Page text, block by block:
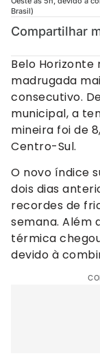
Brasil)
Compartilhar
Belo
madrugada
consecutivo.
municipal, a
mineira foi de
Centro-Sul.
O novo índice
dois dias
recordes de
semana. Além
térmica
devido à